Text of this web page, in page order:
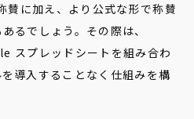
に加え、より公式な形で称賛
るでしょう。その際は、
スプレッドシートを組み合わ
導入することなく仕組みを構